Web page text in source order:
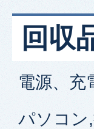
回収
電源、充
パソコン